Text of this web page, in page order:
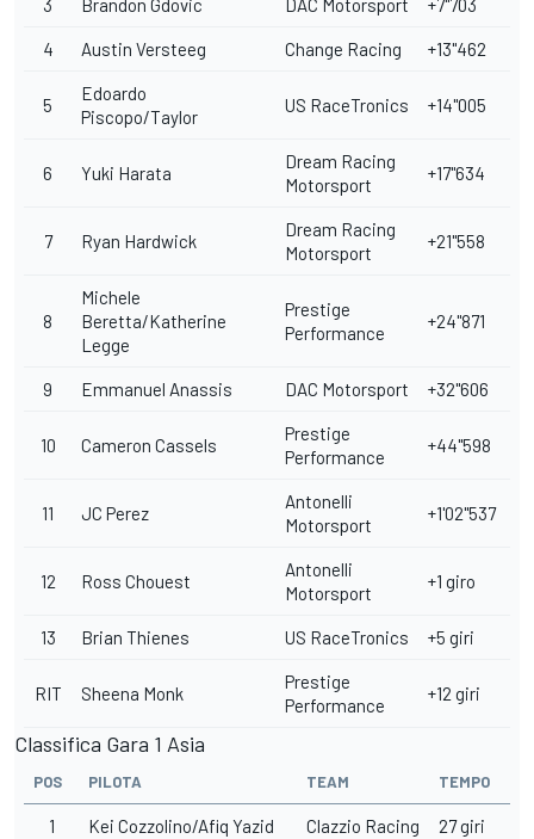
3 Brandon Gdovic DAC Motorsport +7"703
4 Austin Versteeg Change Racing +13"462
5
Edoardo
Piscopo/Taylor
US RaceTronics +14"005
6 Yuki Harata
Dream Racing
Motorsport
+17"634
7 Ryan Hardwick
Dream Racing
Motorsport
+21"558
8
Michele
Beretta/Katherine
Legge
Prestige
Performance
+24"871
9 Emmanuel Anassis DAC Motorsport +32"606
10 Cameron Cassels
Prestige
Performance
+44"598
11 JC Perez
Antonelli
Motorsport
+1'02"537
12 Ross Chouest
Antonelli
Motorsport
+1 giro
13 Brian Thienes US RaceTronics +5 giri
RIT Sheena Monk
Prestige
Performance
+12 giri
Classifica Gara 1 Asia
POS PILOTA TEAM TEMPO
1 Kei Cozzolino/Afiq Yazid Clazzio Racing 27 giri